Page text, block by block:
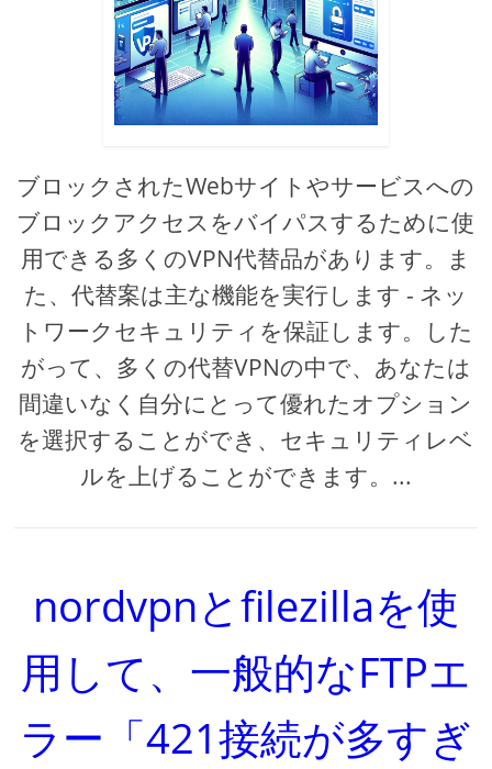
ブロックされたWebサイトやサービスへの
ブロックアクセスをバイパスするために使
用できる多くのVPN代替品があります。ま
た、代替案は主な機能を実行します - ネッ
トワークセキュリティを保証します。した
がって、多くの代替VPNの中で、あなたは
間違いなく自分にとって優れたオプション
を選択することができ、セキュリティレベ
ルを上げることができます。...
nordvpnとfilezillaを使
用して、一般的なFTPエ
ラー「421接続が多すぎ